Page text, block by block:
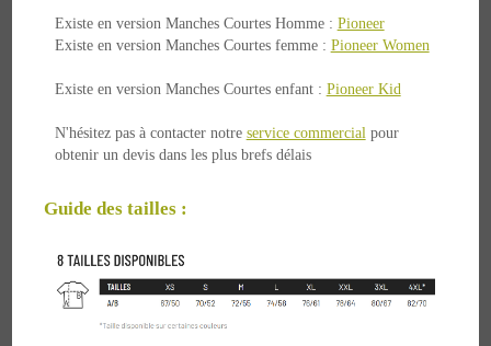
Existe en version Manches Courtes Homme : Pioneer
Existe en version Manches Courtes femme : Pioneer Women
Existe en version Manches Courtes enfant : Pioneer Kid
N'hésitez pas à contacter notre service commercialpour
obtenir un devis dans les plus brefs délais
Guide des tailles :